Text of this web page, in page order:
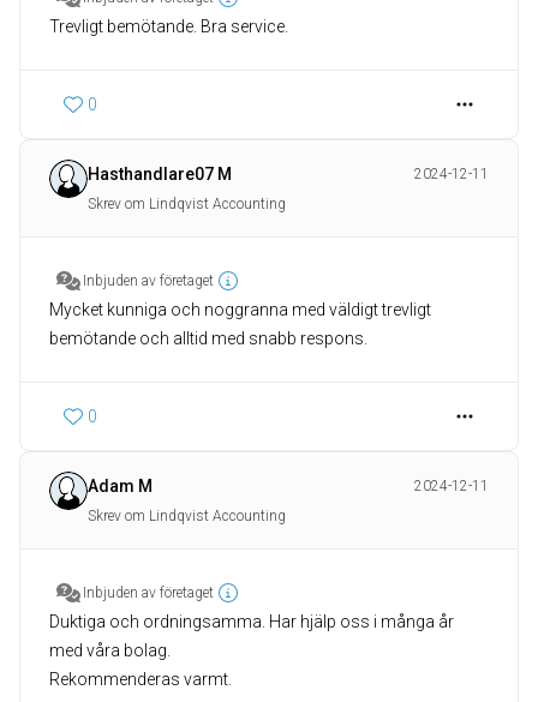
Trevligt bemötande. Bra service.
0
Hasthandlare07 M
2024-12-11
Skrev om Lindqvist Accounting
Inbjuden av företaget
Mycket kunniga och noggranna med väldigt trevligt
0
Adam M
2024-12-11
Skrev om Lindqvist Accounting
Inbjuden av företaget
Duktiga och ordningsamma. Har hjälp oss i många år
med våra bolag.
Rekommenderas varmt.